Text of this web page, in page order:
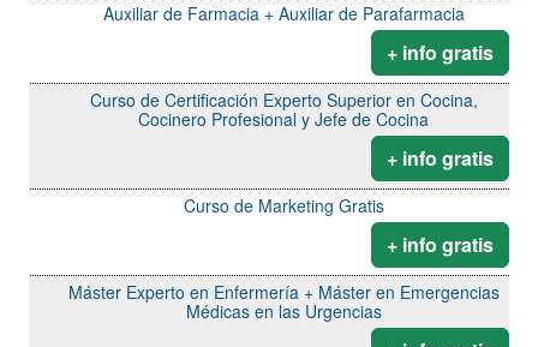
Auxiliar de Farmacia + Auxiliar de Parafarmacia
+ info gratis
Curso de Certificación Experto Superior en Cocina,
Cocinero Profesional y Jefe de Cocina
+ info gratis
Curso de Marketing Gratis
+ info gratis
Máster Experto en Enfermería + Máster en Emergencias
Médicas en las Urgencias